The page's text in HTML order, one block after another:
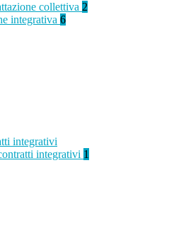
collettiva 2
integrativa 6
integrativi
integrativi 1